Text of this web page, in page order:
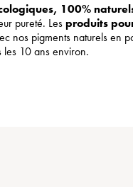
100%
pureté. Lesproduits
nos pigments naturels en
les 10 ans environ.